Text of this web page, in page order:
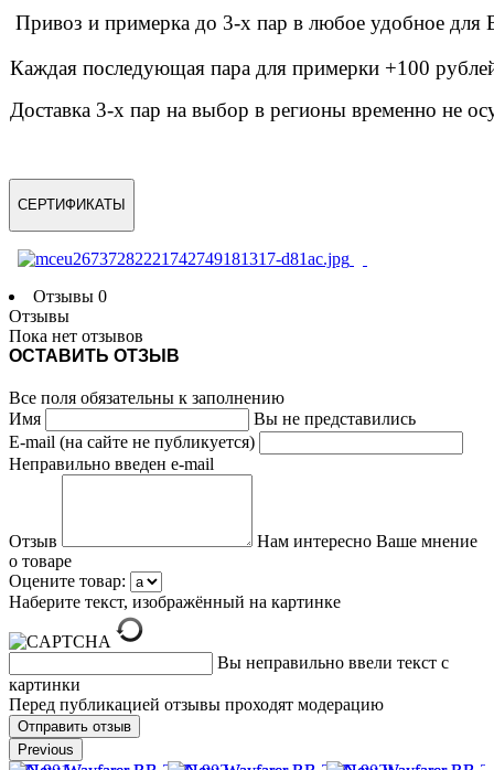
Привоз и примерка до 3-х пар в любое удобное
Каждая последующая пара для примерки +100
Доставка 3-х пар на выбор в регионы временно не
СЕРТИФИКАТЫ
Отзывы 0
Отзывы
Пока нет отзывов
ОСТАВИТЬ ОТЗЫВ
Все поля обязательны к заполнению
Имя
Вы не представились
E-mail (на сайте не публикуется)
Неправильно введен e-mail
Отзыв
Нам интересно Ваше мнение
о товаре
Оцените товар:
Наберите текст, изображённый на картинке
Вы неправильно ввели текст с
картинки
Перед публикацией отзывы проходят модерацию
Previous